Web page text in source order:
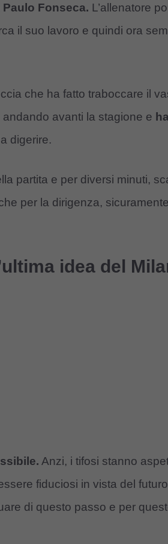
Fonseca. L’allenatore
il suo lavoro e quindi ora
che ha fatto traboccare il
avanti la stagione e
digerire.
partita e per diversi minuti,
per la dirigenza,
idea del
Anzi, i tifosi stanno
fiduciosi in vista del
di questo passo e per